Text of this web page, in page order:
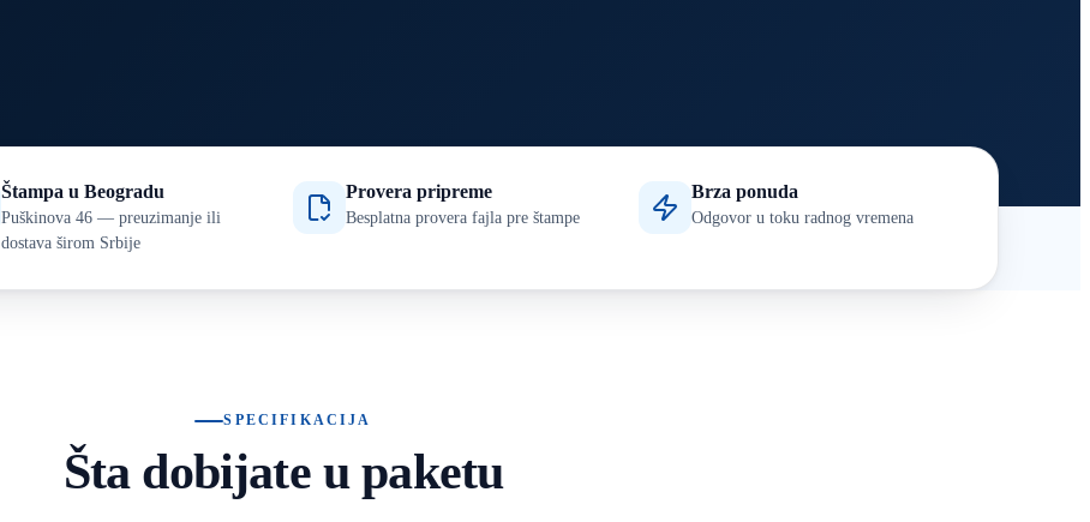
Štampa u Beogradu
Puškinova 46 — preuzimanje ili
dostava širom Srbije
Provera pripreme
Besplatna provera fajla pre štampe
Brza ponuda
Odgovor u toku radnog vremena
SPECIFIKACIJA
Šta dobijate u paketu